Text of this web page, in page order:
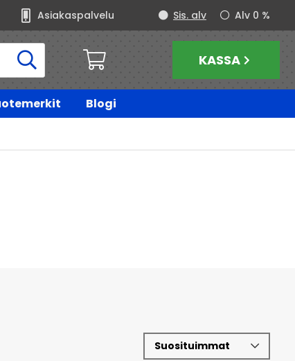
Asiakaspalvelu Alv 0 %
Sis. alv
KASSA
Blogi